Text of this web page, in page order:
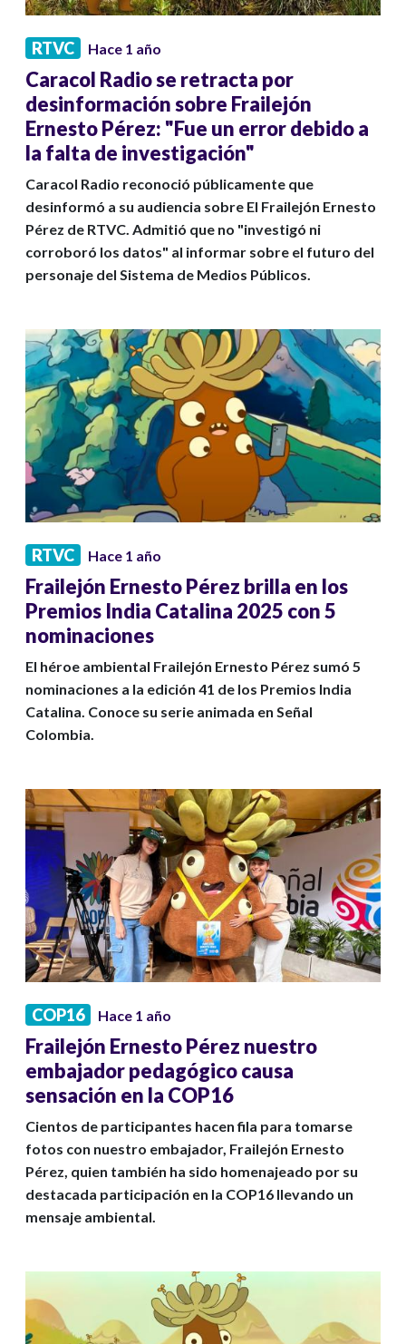
RTVC Hace 1 año
Caracol Radio se retracta por
desinformación sobre Frailejón
Ernesto Pérez: "Fue un error debido a
la falta de investigación"
Caracol Radio reconoció públicamente que
desinformó a su audiencia sobre El Frailejón Ernesto
Pérez de RTVC. Admitió que no "investigó ni
corroboró los datos" al informar sobre el futuro del
personaje del Sistema de Medios Públicos.
RTVC Hace 1 año
Frailejón Ernesto Pérez brilla en los
Premios India Catalina 2025 con 5
nominaciones
El héroe ambiental Frailejón Ernesto Pérez sumó 5
nominaciones a la edición 41 de los Premios India
Catalina. Conoce su serie animada en Señal
Colombia.
COP16 Hace 1 año
Frailejón Ernesto Pérez nuestro
embajador pedagógico causa
sensación en la COP16
Cientos de participantes hacen fila para tomarse
fotos con nuestro embajador, Frailejón Ernesto
Pérez, quien también ha sido homenajeado por su
destacada participación en la COP16 llevando un
mensaje ambiental.